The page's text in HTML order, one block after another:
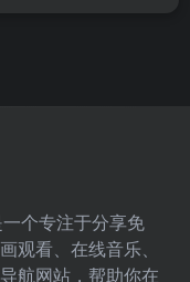
个专注于分享免
观看、在线音乐、
航网站，帮助你在